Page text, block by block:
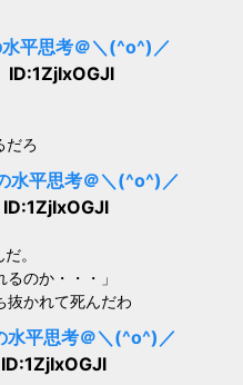
平思考＠＼(^o^)／
だろ
水平思考＠＼(^o^)／
。
のか・・・」
抜かれて死んだわ
水平思考＠＼(^o^)／